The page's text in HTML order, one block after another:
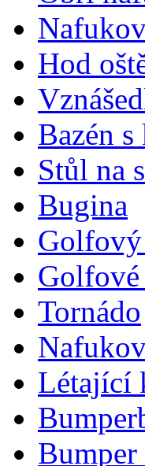
Hod
Bazén
Stůl na
Bugina
Tornádo
Létající